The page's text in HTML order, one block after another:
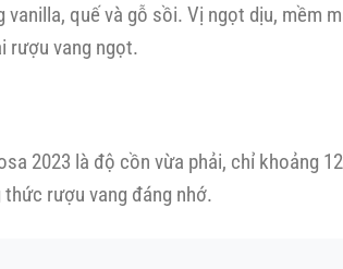
quế và gỗ sồi. Vị ngọt dịu, mềm
rượu vang ngọt.
2023 là độ cồn vừa phải, chỉ khoảng
rượu vang đáng nhớ.